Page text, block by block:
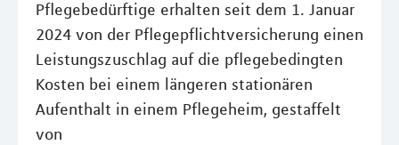
Pflegebedürftige erhalten seit dem 1. Januar
2024 von der Pflegepflichtversicherung einen
Leistungszuschlag auf die pflegebedingten
Kosten bei einem längeren stationären
Aufenthalt in einem Pflegeheim, gestaffelt
von